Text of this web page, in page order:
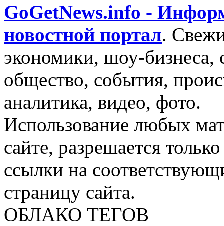
GoGetNews.info -
новостной портал.
экономики, шоу-бизнеса,
общество, события,
аналитика, видео, фото.
Использование любых
сайте, разрешается
ссылки на
страницу сайта.
ОБЛАКО ТЕГОВ